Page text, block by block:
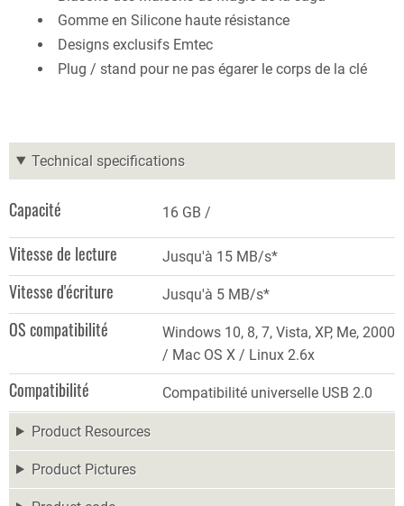
Gomme en Silicone haute résistance
Designs exclusifs Emtec
Plug / stand pour ne pas égarer le corps de la clé
Technical specifications
Capacité 16 GB
Vitesse de lecture Jusqu'à 15 MB/s*
Vitesse d'écriture Jusqu'à 5 MB/s*
OS compatibilité
Windows 10, 8, 7, Vista, XP, Me, 2000
/ Mac OS X / Linux 2.6x
Compatibilité Compatibilité universelle USB 2.0
Product Resources
Product Pictures